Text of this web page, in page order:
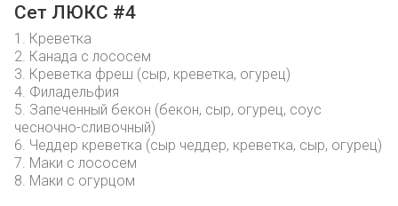
Сет ЛЮКС #4
1. Креветка
2. Канада с лососем
3. Креветка фреш (сыр, креветка, огурец)
4. Филадельфия
5. Запеченный бекон (бекон, сыр, огурец, соус
чесночно-сливочный)
6. Чеддер креветка (сыр чеддер, креветка, сыр, огурец)
7. Маки с лососем
8. Маки с огурцом